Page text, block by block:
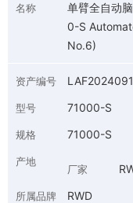
名称
单臂全自动
0-S
No.6)
资产编号
型号 71000-S
规格 71000-S
产地
厂家
所属品牌 RWD